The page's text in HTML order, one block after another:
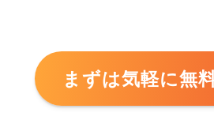
まずは気軽に無